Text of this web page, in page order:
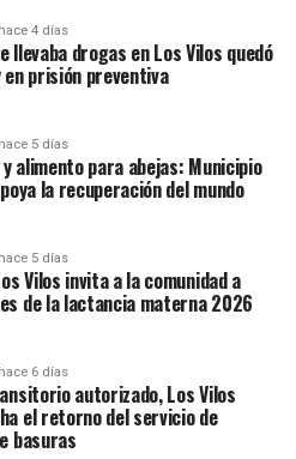
hace 4 días
llevaba drogas en Los Vilos quedó
prisión preventiva
hace 5 días
alimento para abejas: Municipio
la recuperación del mundo
hace 5 días
Vilos invita a la comunidad a
de la lactancia materna 2026
hace 6 días
autorizado, Los Vilos
el retorno del servicio de
basuras